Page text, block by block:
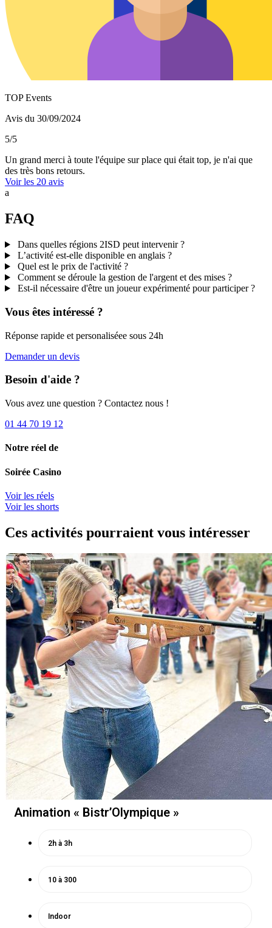
TOP Events
Avis du 30/09/2024
5/5
Un grand merci à toute l'équipe sur place qui était top, je n'ai que
des très bons retours.
Voir les 20 avis
a
FAQ
Dans quelles régions2ISD peut intervenir ?
L’activité est-elle disponible en anglais?
Quel est le prix de l'activité?
Comment se déroule la gestion de l'argentet des mises ?
Est-il nécessaire d'être un joueur expérimentépour participer ?
Vous êtes intéressé ?
Réponse rapide et personaliséee sous 24h
Demander un devis
Besoin d'aide ?
Vous avez une question ? Contactez nous !
01 44 70 19 12
Notre réel de
Soirée Casino
Voir les réels
Voir les shorts
Ces activités pourraient vous intéresser
Animation « Bistr’Olympique »
2h à 3h
10 à 300
Indoor